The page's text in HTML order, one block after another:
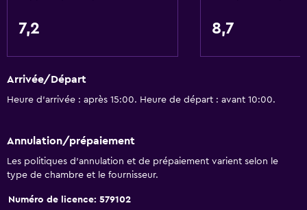
7,2 8,7
Arrivée/Départ
Heure d’arrivée : après 15:00. Heure de départ : avant 10:00.
Annulation/prépaiement
Les politiques d’annulation et de prépaiement varient selon le
type de chambre et le fournisseur.
Numéro de licence: 579102